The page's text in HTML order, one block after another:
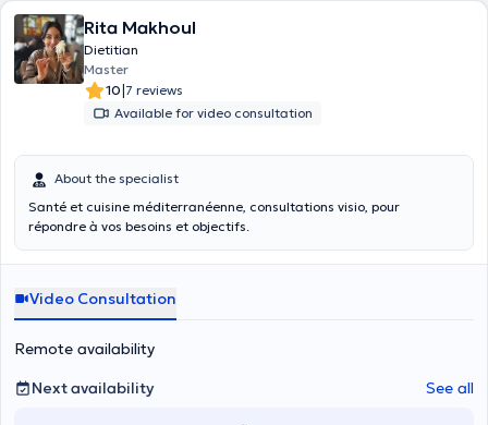
Rita Makhoul
Dietitian
Master
10|7 reviews
Available for video consultation
About the specialist
Santé et cuisine méditerranéenne, consultations visio, pour
répondre à vos besoins et objectifs.
Video Consultation
Remote availability
Next availability
See all